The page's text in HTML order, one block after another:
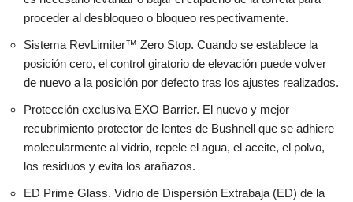
proceder al desbloqueo o bloqueo respectivamente.
Sistema RevLimiter™ Zero Stop. Cuando se establece la
posición cero, el control giratorio de elevación puede volver
de nuevo a la posición por defecto tras los ajustes realizados.
Protección exclusiva EXO Barrier. El nuevo y mejor
recubrimiento protector de lentes de Bushnell que se adhiere
molecularmente al vidrio, repele el agua, el aceite, el polvo,
los residuos y evita los arañazos.
ED Prime Glass. Vidrio de Dispersión Extrabaja (ED) de la